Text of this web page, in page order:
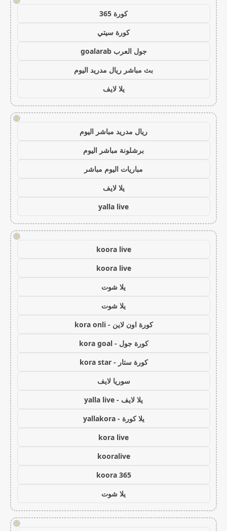
كورة 365
كورة سيتي
جول العرب goalarab
بث مباشر ريال مدريد اليوم
يلا لايف
!
ريال مدريد مباشر اليوم
برشلونة مباشر اليوم
مباريات اليوم مباشر
يلا لايف
yalla live
!
koora live
koora live
يلا شوت
يلا شوت
كورة اون لاين - kora onli
كورة جول - kora goal
كورة ستار - kora star
سوريا لايف
يلا لايف - yalla live
يلا كورة - yallakora
kora live
kooralive
koora 365
يلا شوت
!